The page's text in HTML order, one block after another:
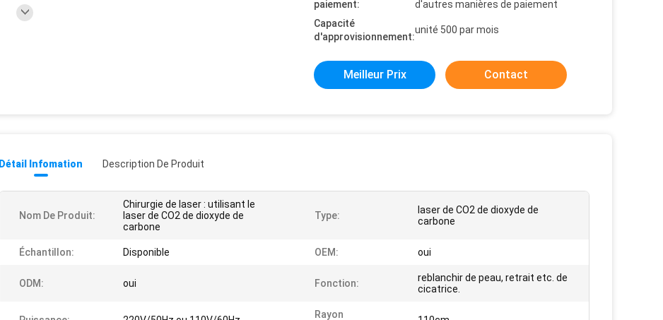
paiement:
d'autres manières de paiement
Capacité
d'approvisionnement:
unité 500 par mois
Meilleur Prix Contact
Détail Infomation Description De Produit
Nom De Produit:
Chirurgie de laser : utilisant le
laser de CO2 de dioxyde de
carbone
Type:
laser de CO2 de dioxyde de
carbone
Échantillon: Disponible OEM: oui
ODM: oui Fonction:
reblanchir de peau, retrait etc. de
cicatrice.
Rayon